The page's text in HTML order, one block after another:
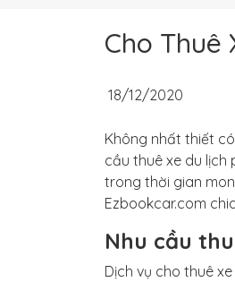
Cho Thuê
18/12/2020
Không nhất thiết
cầu thuê xe du lịch
trong thời gian
Ezbookcar.com
Nhu cầu
Dịch vụ cho thuê